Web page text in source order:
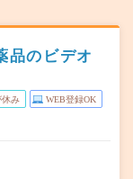
品のビデオ
休み WEB登録OK